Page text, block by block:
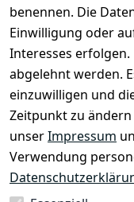
benennen. Die
Einwilligung oder
Interesses
abgelehnt werden.
einzuwilligen und
Zeitpunkt zu
unserImpressum
Verwendung
Partner
FAQ